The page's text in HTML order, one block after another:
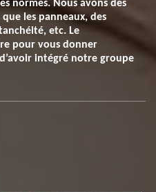
normes. Nous avons des
les panneaux, des
etc. Le
pour vous donner
intégré notre groupe